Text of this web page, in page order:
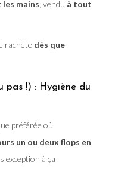
les mains, vendu à tout
rachète dès que
pas !) : Hygiène du
préférée où
un ou deux flops en
exception à ça